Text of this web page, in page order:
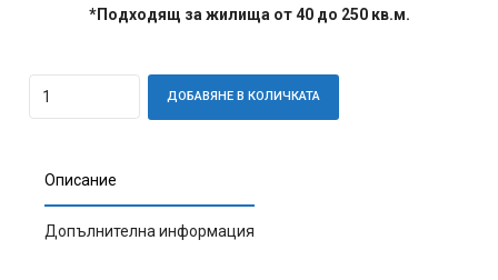
*Подходящ за жилища от 40 до 250 кв.м.
ДОБАВЯНЕ В КОЛИЧКАТА
Описание
Допълнителна информация